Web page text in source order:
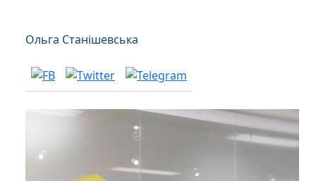
Ольга Станішевська